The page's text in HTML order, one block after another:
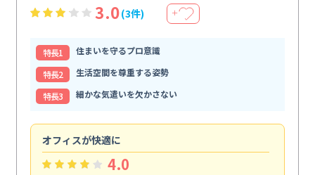
3.0(3件) ＋
特⻑1
住まいを守るプロ意識
特⻑2
生活空間を尊重する姿勢
特⻑3
細かな気遣いを欠かさない
オフィスが快適に
4.0